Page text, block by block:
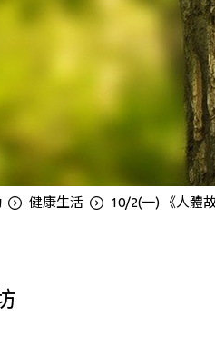
健康生活 10/2(一) 《人體